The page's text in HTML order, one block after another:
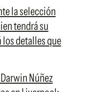
la selección
tendrá su
los detalles que
Núñez